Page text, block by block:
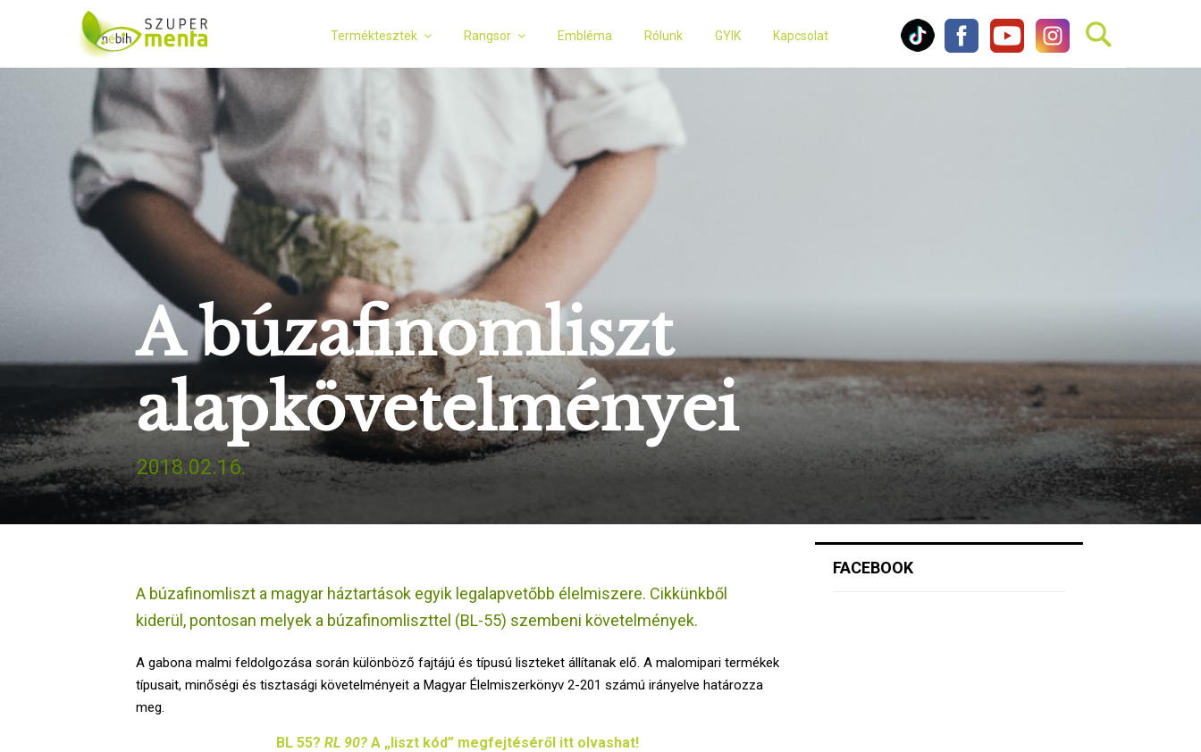
Terméktesztek Rangsor Embléma Rólunk GYIK Kapcsolat
A búzafinomliszt
alapkövetelményei
2018.02.16.
A búzafinomliszt a magyar háztartások egyik legalapvetőbb élelmiszere. Cikkünkből
kiderül, pontosan melyek a búzafinomliszttel (BL-55) szembeni követelmények.
A gabona malmi feldolgozása során különböző fajtájú és típusú liszteket állítanak elő. A malomipari termékek
típusait, minőségi és tisztasági követelményeit a Magyar Élelmiszerkönyv 2-201 számú irányelve határozza
meg.
BL 55? RL 90? A „liszt kód” megfejtéséről itt olvashat!
FACEBOOK